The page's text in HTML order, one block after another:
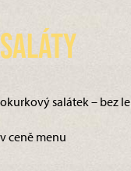
Saláty
okurkový salátek – bez
v ceně menu